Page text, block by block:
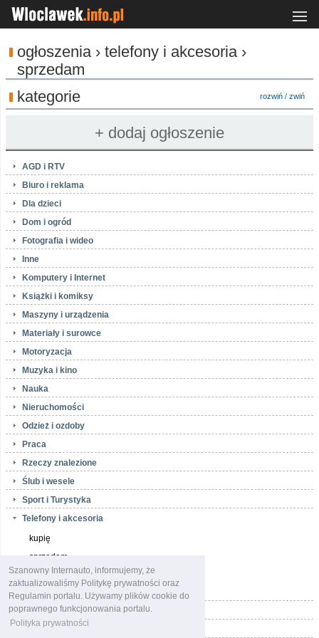
Szanowny Internauto, informujemy, że
zaktualizowaliśmy Politykę prywatności oraz
Regulamin portalu. Używamy plików cookie do
poprawnego funkcjonowania portalu.
Polityka prywatności
ogłoszenia › telefony i akcesoria ›
sprzedam
kategorie
rozwiń / zwiń
AGD i RTV
Biuro i reklama
Dla dzieci
Dom i ogród
Fotografia i wideo
Inne
Komputery i Internet
Książki i komiksy
Maszyny i urządzenia
Materiały i surowce
Motoryzacja
Muzyka i kino
Nauka
Nieruchomości
Odzież i ozdoby
Praca
Rzeczy znalezione
Ślub i wesele
Sport i Turystyka
Telefony i akcesoria
kupię
sprzedam
zamienię
Towarzyskie
Usługi
Zwierzęta i rośliny